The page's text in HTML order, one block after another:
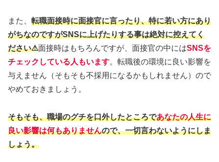
また、 転職面接時に面接官に言ったり、特に若い方にあり
がちなのですがSNSに上げたりする事は絶対に控えてく
ださい⚠面接時はもちろんですが、面接官の中にはSNSを
チェックしている人もいます。転職後の環境に良い影響を
与えません（そもそも不採用になるかもしれません）ので
やめておきましょう。
そもそも、職場のグチを口外したところであなたの人生に
良い影響は何もありませんので、一切言わないようにしま
しょう。